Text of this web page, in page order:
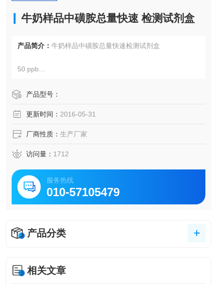
牛奶样品中磺胺总量快速 检测试剂盒
产品简介： 牛奶样品中磺胺总量快速检测试剂盒
50 ppb
5 min
10次测定
产品型号：
更新时间： 2016-05-31
厂商性质： 生产厂家
访问量： 1712
服务热线
010-57105479
产品分类
相关文章